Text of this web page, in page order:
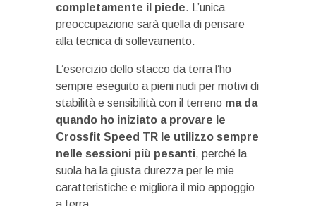
completamente il piede. L’unica
preoccupazione sarà quella di pensare
alla tecnica di sollevamento.
L’esercizio dello stacco da terra l’ho
sempre eseguito a pieni nudi per motivi di
stabilità e sensibilità con il terreno ma da
quando ho iniziato a provare le
Crossfit Speed TR le utilizzo sempre
nelle sessioni più pesanti, perché la
suola ha la giusta durezza per le mie
caratteristiche e migliora il mio appoggio